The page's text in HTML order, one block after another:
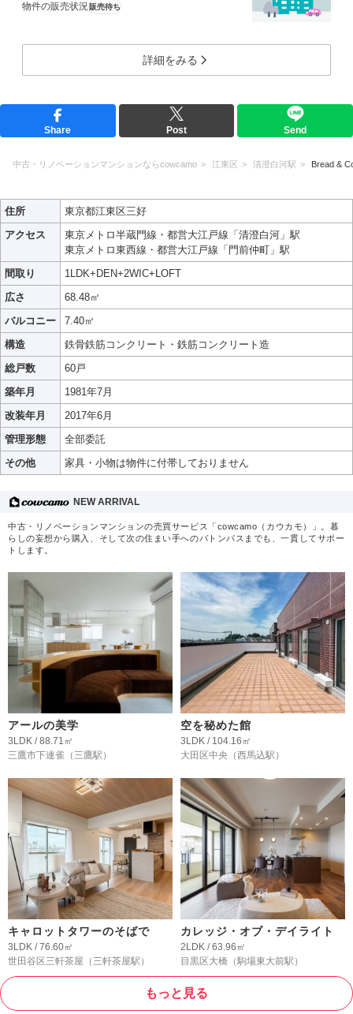
物件の販売状況販売待ち
詳細をみる
Share Post Send
中古・リノベーションマンションならcowcamo 江東区 清澄白河駅 Bread &
住所
東京都江東区三好
アクセス
東京メトロ半蔵門線・都営大江戸線「清澄白河」駅
東京メトロ東西線・都営大江戸線「門前仲町」駅
間取り
1LDK+DEN+2WIC+LOFT
広さ
68.48㎡
バルコニー
7.40㎡
構造
鉄骨鉄筋コンクリート・鉄筋コンクリート造
総戸数
60戸
築年月
1981年7月
改装年月
2017年6月
管理形態
全部委託
その他
家具・小物は物件に付帯しておりません
NEW ARRIVAL
中古・リノベーションマンションの売買サービス「cowcamo（カウカモ）」。暮
らしの妄想から購入、そして次の住まい手へのバトンパスまでも、一貫してサポー
トします。
アールの美学
3LDK / 88.71㎡
三鷹市下連雀 （三鷹駅）
空を秘めた館
3LDK / 104.16㎡
大田区中央 （西馬込駅）
キャロットタワーのそばで
3LDK / 76.60㎡
世田谷区三軒茶屋 （三軒茶屋駅）
カレッジ・オブ・デイライト
2LDK / 63.96㎡
目黒区大橋 （駒場東大前駅）
もっと見る